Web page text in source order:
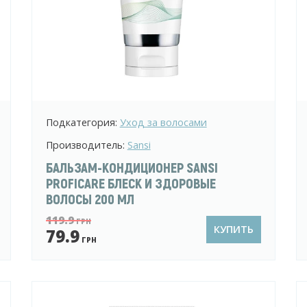
Подкатегория: Уход за волосами
Производитель: Sansi
БАЛЬЗАМ-КОНДИЦИОНЕР SANSI
PROFICARE БЛЕСК И ЗДОРОВЫЕ
ВОЛОСЫ 200 МЛ
119.9ГРН
79.9ГРН
КУПИТЬ